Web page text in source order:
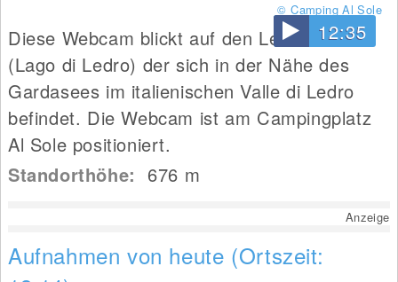
12:35
© Camping Al Sole
Diese Webcam blickt auf den Ledrosee
(Lago di Ledro) der sich in der Nähe des
Gardasees im italienischen Valle di Ledro
befindet. Die Webcam ist am Campingplatz
Al Sole positioniert.
Standorthöhe: 676 m
Anzeige
Aufnahmen von heute (Ortszeit: